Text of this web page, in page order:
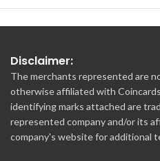
Disclaimer:
The merchants represented are
otherwise affiliated with
identifying marks attached are
represented company and/or its
company's website for additional